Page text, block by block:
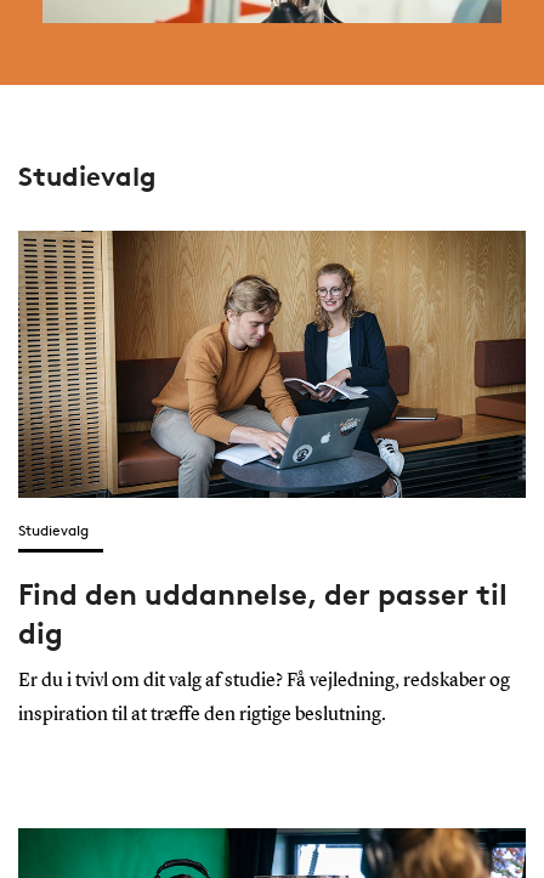
Studievalg
Studievalg
Find den uddannelse, der passer til
dig
Er du i tvivl om dit valg af studie? Få vejledning, redskaber og
inspiration til at træffe den rigtige beslutning.